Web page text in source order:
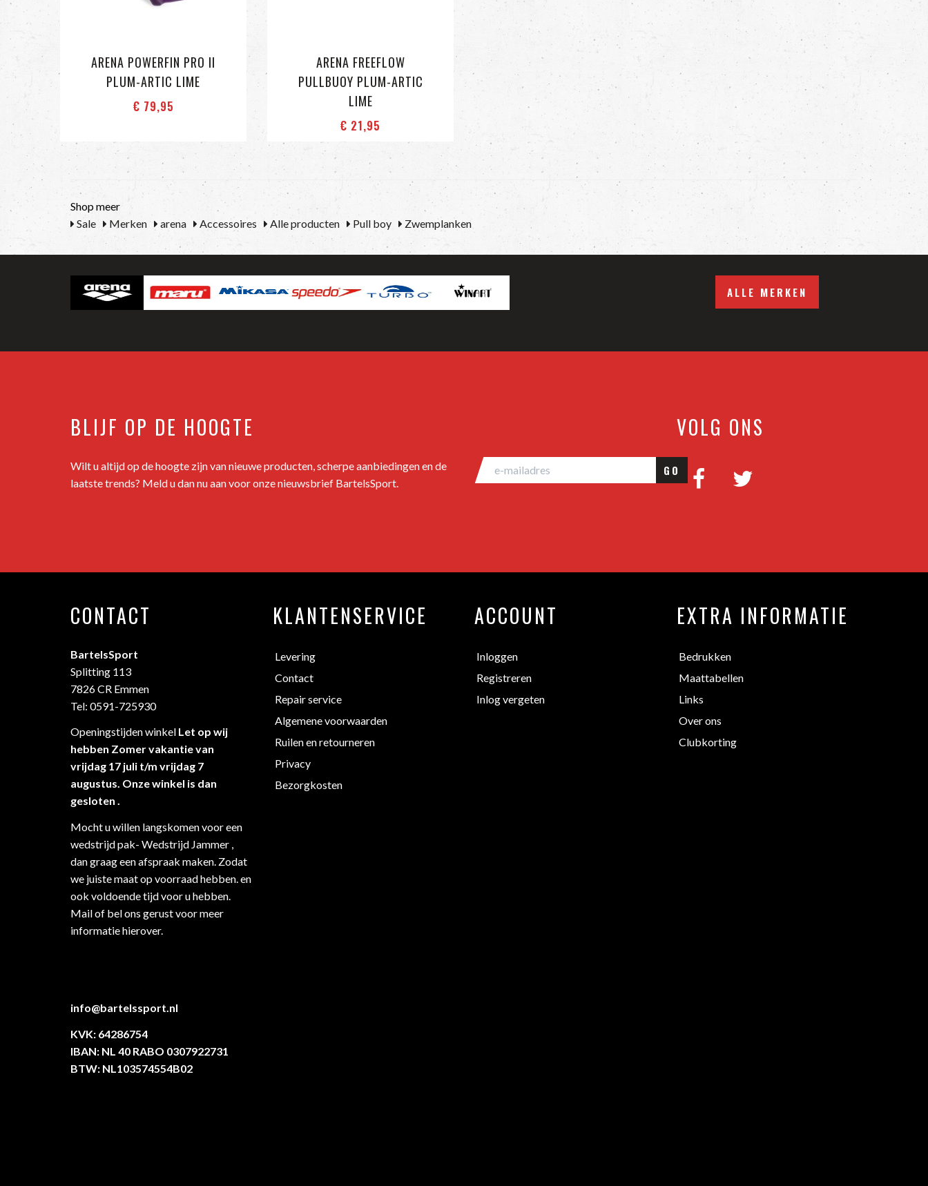
ARENA POWERFIN PRO II
PLUM-ARTIC LIME
€ 79,95
ARENA FREEFLOW
PULLBUOY PLUM-ARTIC
LIME
€ 21,95
Shop meer
Sale
Merken arena Accessoires Alle producten Pull boy Zwemplanken
ALLE MERKEN
BLIJF OP DE HOOGTE
Wilt u altijd op de hoogte zijn van nieuwe producten, scherpe aanbiedingen en de
laatste trends? Meld u dan nu aan voor onze nieuwsbrief BartelsSport.
GO
VOLG ONS
CONTACT
BartelsSport
Splitting 113
7826 CR Emmen
Tel: 0591-725930
Openingstijden winkel Let op wij
hebben Zomer vakantie van
vrijdag 17 juli t/m vrijdag 7
augustus. Onze winkel is dan
gesloten .
Mocht u willen langskomen voor een
wedstrijd pak- Wedstrijd Jammer ,
dan graag een afspraak maken. Zodat
we juiste maat op voorraad hebben. en
ook voldoende tijd voor u hebben.
Mail of bel ons gerust voor meer
informatie hierover.
info@bartelssport.nl
KVK: 64286754
IBAN: NL 40 RABO 0307922731
BTW: NL103574554B02
KLANTENSERVICE
Levering
Contact
Repair service
Algemene voorwaarden
Ruilen en retourneren
Privacy
Bezorgkosten
ACCOUNT
Inloggen
Registreren
Inlog vergeten
EXTRA INFORMATIE
Bedrukken
Maattabellen
Links
Over ons
Clubkorting